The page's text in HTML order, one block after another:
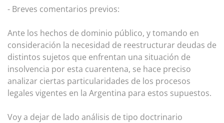
- Breves comentarios previos:
Ante los hechos de dominio público, y tomando en
consideración la necesidad de reestructurar deudas de
distintos sujetos que enfrentan una situación de
insolvencia por esta cuarentena, se hace preciso
analizar ciertas particularidades de los procesos
legales vigentes en la Argentina para estos supuestos.
Voy a dejar de lado análisis de tipo doctrinario